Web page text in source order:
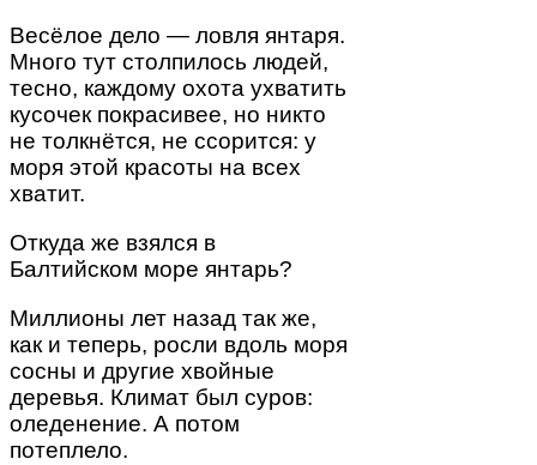
Весёлое дело — ловля янтаря.
Много тут столпилось людей,
тесно, каждому охота ухватить
кусочек покрасивее, но никто
не толкнётся, не ссорится: у
моря этой красоты на всех
хватит.
Откуда же взялся в
Балтийском море янтарь?
Миллионы лет назад так же,
как и теперь, росли вдоль моря
сосны и другие хвойные
деревья. Климат был суров:
оледенение. А потом
потеплело.